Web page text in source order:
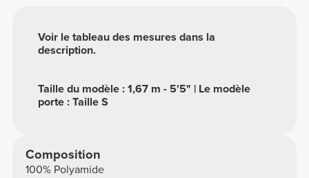
Taille du modèle : 1,67 m - 5'5" | Le modèle
porte : Taille S
Voir le tableau des mesures dans la
description.
Composition
100% Polyamide